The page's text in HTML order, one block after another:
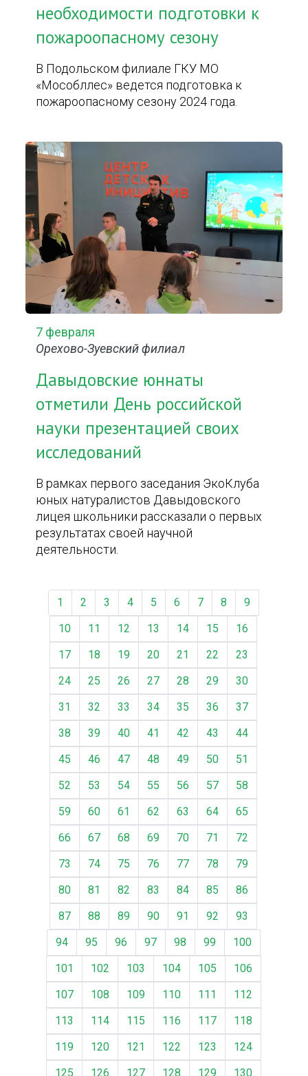
необходимости подготовки к
пожароопасному сезону
В Подольском филиале ГКУ МО
«Мособллес» ведется подготовка к
пожароопасному сезону 2024 года.
7 февраля
Орехово-Зуевский филиал
Давыдовские юннаты
отметили День российской
науки презентацией своих
исследований
В рамках первого заседания ЭкоКлуба
юных натуралистов Давыдовского
лицея школьники рассказали о первых
результатах своей научной
деятельности.
1 2 3 4 5 6 7 8
9
10
11 12 13 14 15
16
17
18 19 20 21 22
23
24
25 26 27 28 29
30
31
32 33 34 35 36
37
38
39 40 41 42 43
44
45
46 47 48 49 50
51
52
53 54 55 56 57
58
59
60 61 62 63 64
65
66
67 68 69 70 71
72
73
74 75 76 77 78
79
80
81 82 83 84 85
86
87
88 89 90 91 92
93
94
95 96 97 98 99
100
101
102 103 104 105
106
107
108 109 110 111
112
113
114 115 116 117
118
119
120 121 122 123
124
125
126 127 128 129
130